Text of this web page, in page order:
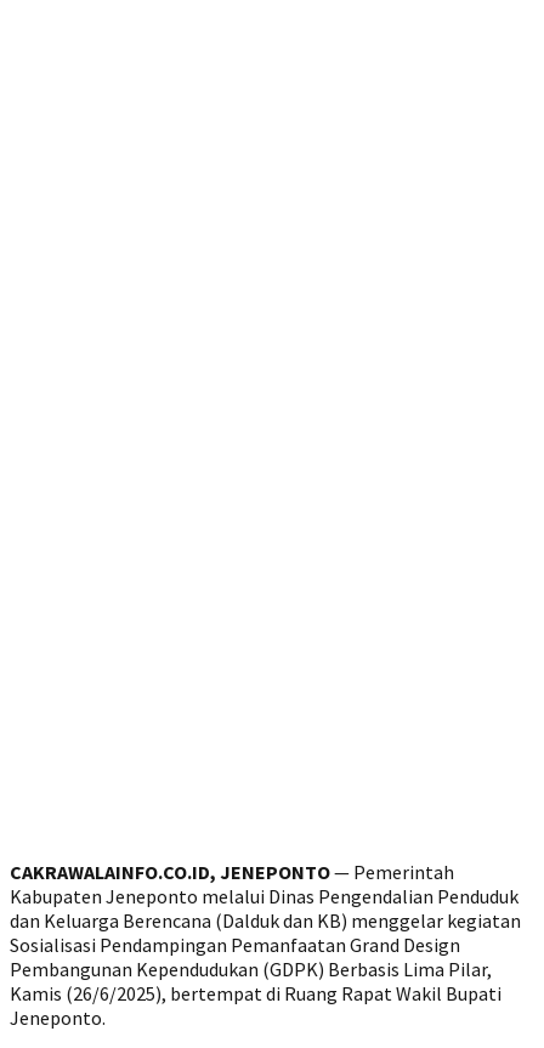
CAKRAWALAINFO.CO.ID, JENEPONTO— Pemerintah
Kabupaten Jeneponto melalui Dinas Pengendalian Penduduk
dan Keluarga Berencana (Dalduk dan KB) menggelar kegiatan
Sosialisasi Pendampingan Pemanfaatan Grand Design
Pembangunan Kependudukan (GDPK) Berbasis Lima Pilar,
Kamis (26/6/2025), bertempat di Ruang Rapat Wakil Bupati
Jeneponto.